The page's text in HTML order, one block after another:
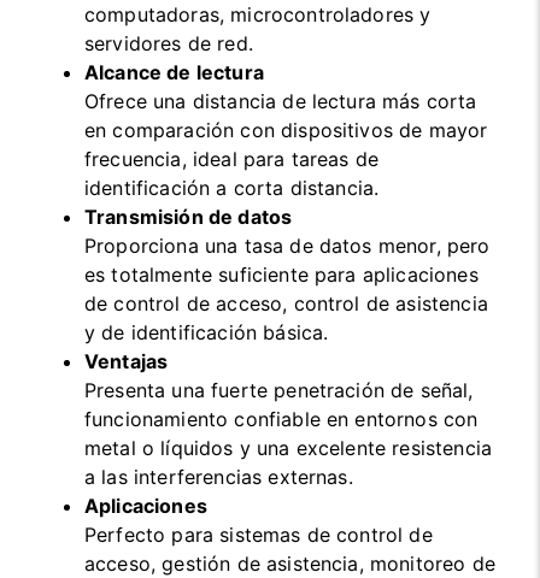
computadoras, microcontroladores y
servidores de red.
Alcance de lectura
Ofrece una distancia de lectura más corta
en comparación con dispositivos de mayor
frecuencia, ideal para tareas de
identificación a corta distancia.
Transmisión de datos
Proporciona una tasa de datos menor, pero
es totalmente suficiente para aplicaciones
de control de acceso, control de asistencia
y de identificación básica.
Ventajas
Presenta una fuerte penetración de señal,
funcionamiento confiable en entornos con
metal o líquidos y una excelente resistencia
a las interferencias externas.
Aplicaciones
Perfecto para sistemas de control de
acceso, gestión de asistencia, monitoreo de